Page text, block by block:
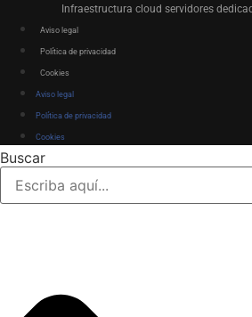
Infraestructura cloud servidores
Aviso legal
Política de privacidad
Cookies
Aviso legal
Política de privacidad
Cookies
Buscar